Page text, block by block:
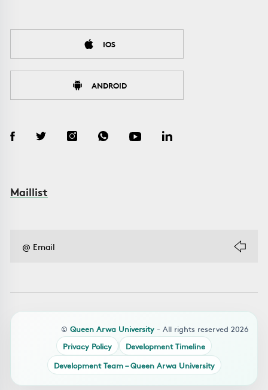
IOS
ANDROID
Maillist
© Queen Arwa University - All rights reserved 2026
Privacy Policy
Development Timeline
Development Team – Queen Arwa University